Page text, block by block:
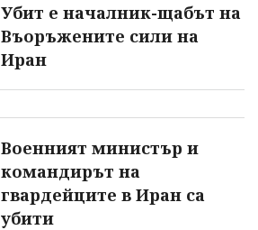
Убит е началник-щабът на
Въоръжените сили на
Иран
Военният министър и
командирът на
гвардейците в Иран са
убити